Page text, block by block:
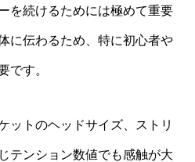
を続けるためには極めて重要
に伝わるため、特に初心者や
です。
ットのヘッドサイズ、ストリ
テンション数値でも感触が大